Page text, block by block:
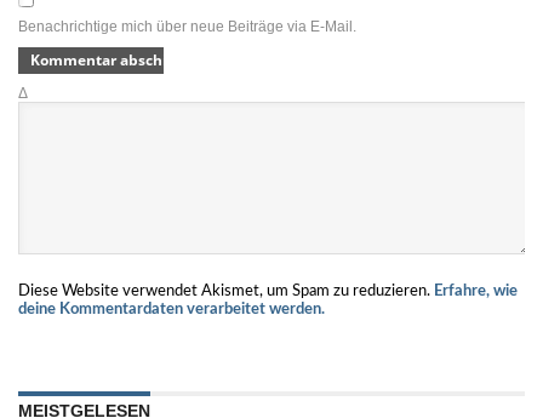
Benachrichtige mich über neue Beiträge via E-Mail.
Δ
Diese Website verwendet Akismet, um Spam zu reduzieren. Erfahre, wie
deine Kommentardaten verarbeitet werden.
MEISTGELESEN